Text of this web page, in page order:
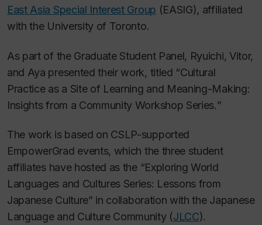
East Asia Special Interest Group (EASIG), affiliated
with the University of Toronto.
As part of the Graduate Student Panel, Ryuichi, Vitor,
and Aya presented their work, titled “Cultural
Practice as a Site of Learning and Meaning-Making:
Insights from a Community Workshop Series.”
The work is based on CSLP-supported
EmpowerGrad events, which the three student
affiliates have hosted as the “Exploring World
Languages and Cultures Series: Lessons from
Japanese Culture” in collaboration with the Japanese
Language and Culture Community (JLCC).